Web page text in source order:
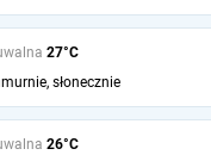
27°C
słonecznie
26°C